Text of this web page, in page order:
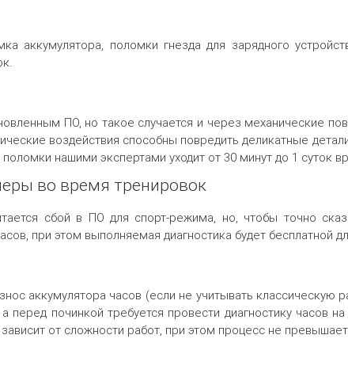
аккумулятора, поломки гнезда для зарядного
ПО, но такое случается и через механические
воздействия способны повредить деликатные
нашими экспертами уходит от 30 минут до 1 суток
во время тренировок
сбой в ПО для спорт-режима, но, чтобы точно
при этом выполняемая диагностика будет бесплатной
аккумулятора часов (если не учитывать классическую
починкой требуется провести диагностику часов
от сложности работ, при этом процесс не превышает